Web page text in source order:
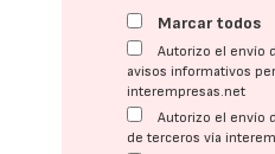
Marcar todos
Autorizo el envío
avisos informativos
interempresas.net
Autorizo el envío
de terceros vía